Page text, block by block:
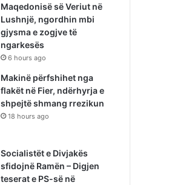
Maqedonisë së Veriut në
Lushnjë, ngordhin mbi
gjysma e zogjve të
ngarkesës
6 hours ago
Makinë përfshihet nga
flakët në Fier, ndërhyrja e
shpejtë shmang rrezikun
18 hours ago
Socialistët e Divjakës
sfidojnë Ramën – Digjen
teserat e PS-së në